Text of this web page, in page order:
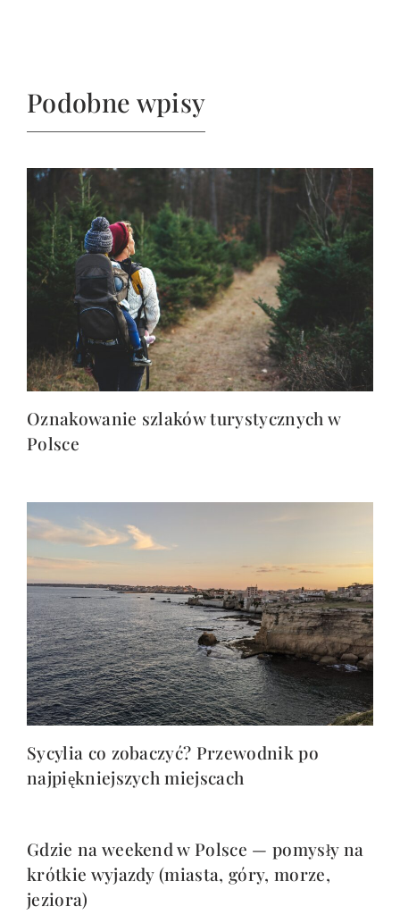
Podobne wpisy
Oznakowanie szlaków turystycznych w
Polsce
Sycylia co zobaczyć? Przewodnik po
najpiękniejszych miejscach
Gdzie na weekend w Polsce — pomysły na
krótkie wyjazdy (miasta, góry, morze,
jeziora)